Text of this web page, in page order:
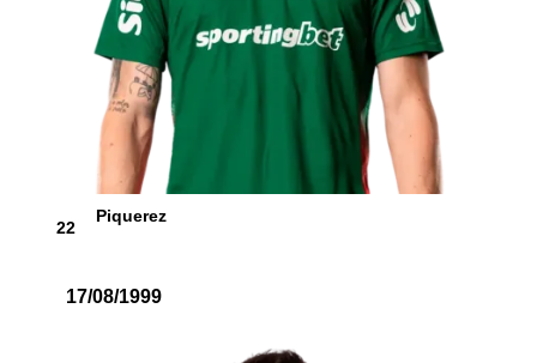
22
Piquerez
17/08/1999